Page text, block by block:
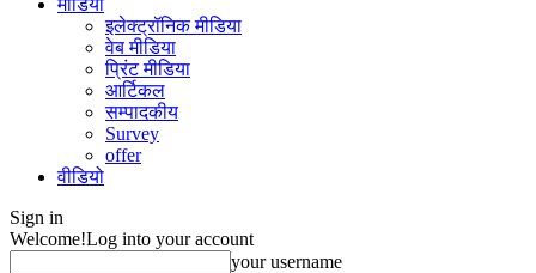
मीडिया
इलेक्ट्रॉनिक मीडिया
वेब मीडिया
प्रिंट मीडिया
आर्टिकल
सम्पादकीय
Survey
offer
वीडियो
Sign in
Welcome!Log into your account
your username